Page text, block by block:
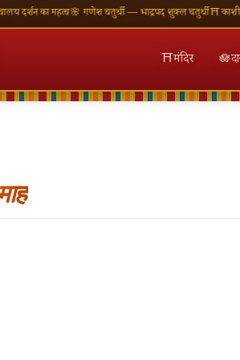
दर्शन का महत्व🌸 गणेश चतुर्थी — भाद्रपद शुक्ल चतुर्थी⛩ काशी
⛩मंदिर 🪷